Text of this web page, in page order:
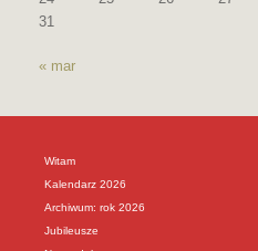
31
« mar
Witam
Kalendarz 2026
Archiwum: rok 2026
Jubileusze